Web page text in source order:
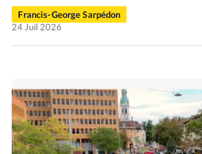
Francis-George Sarpédon
24 Juil 2026